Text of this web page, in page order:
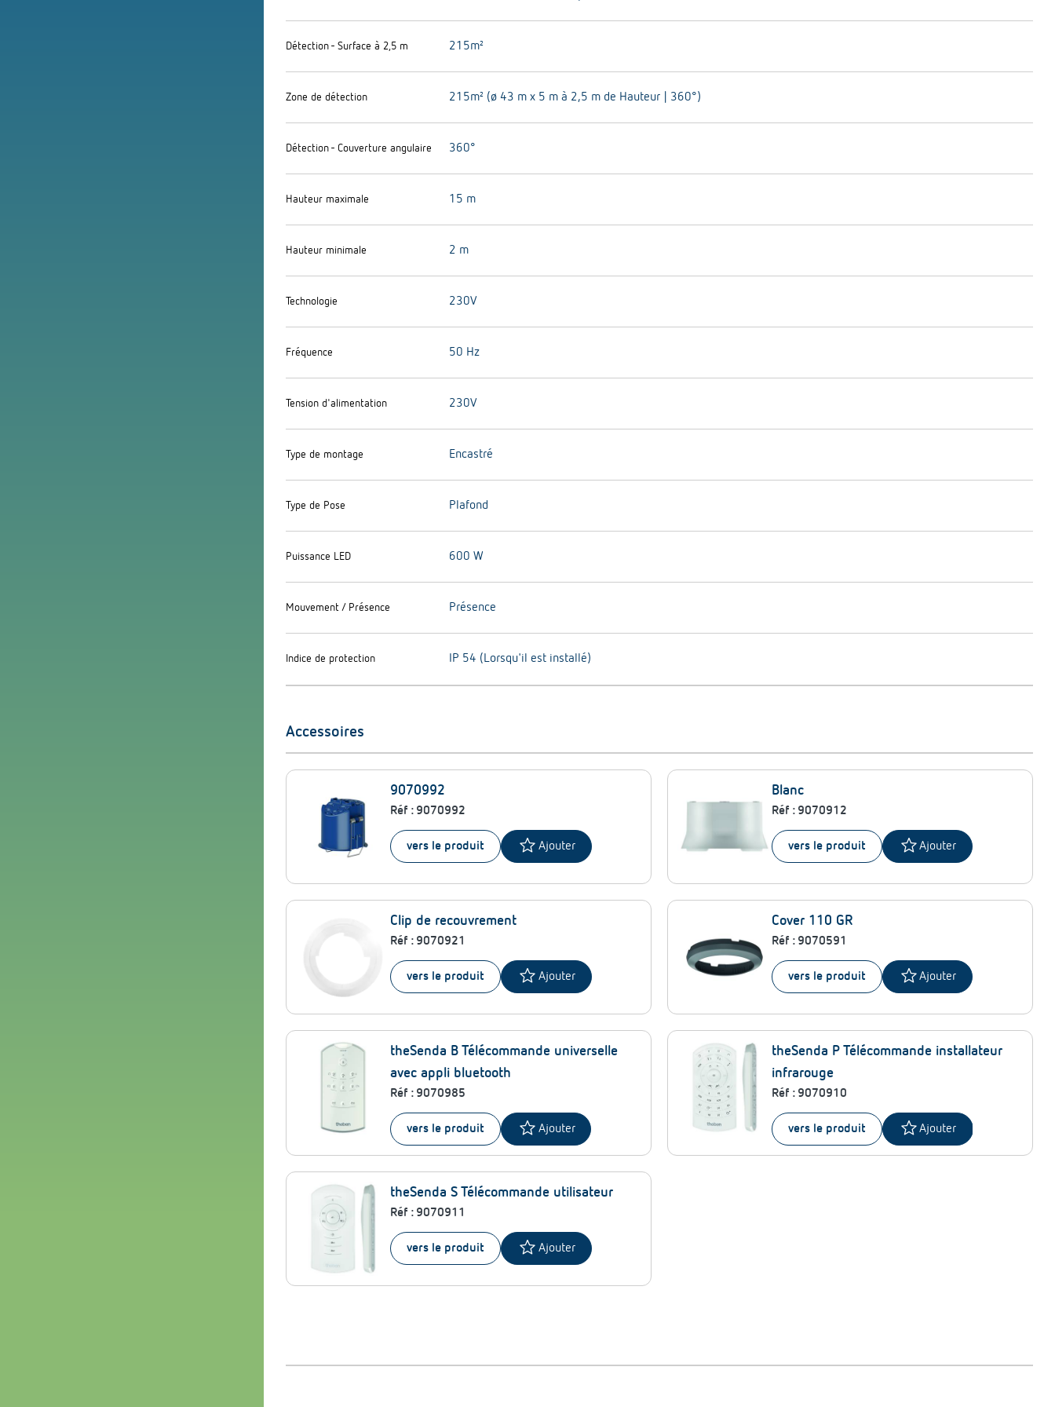
Détection - Surface à 2,5 m 215m²
Zone de détection 215m² (ø 43 m x 5 m à 2,5 m de Hauteur | 360°)
Détection - Couverture angulaire 360°
Hauteur maximale 15 m
Hauteur minimale 2 m
Technologie 230V
Fréquence 50 Hz
Tension d'alimentation 230V
Type de montage Encastré
Type de Pose Plafond
Puissance LED 600 W
Mouvement / Présence Présence
Indice de protection IP 54 (Lorsqu'il est installé)
Accessoires
9070992
Réf : 9070992
vers le produit starAjouter
Blanc
Réf : 9070912
vers le produit starAjouter
Clip de recouvrement
Réf : 9070921
vers le produit starAjouter
Cover 110 GR
Réf : 9070591
vers le produit starAjouter
theSenda B Télécommande universelle
avec appli bluetooth
Réf : 9070985
vers le produit starAjouter
theSenda P Télécommande installateur
infrarouge
Réf : 9070910
vers le produit starAjouter
theSenda S Télécommande utilisateur
Réf : 9070911
vers le produit starAjouter